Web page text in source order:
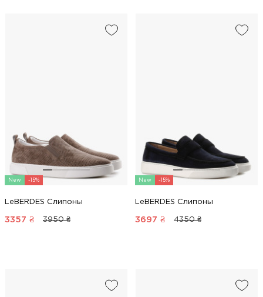
New -15%
LeBERDES Слипоны
3357 ₴ 3950 ₴
New -15%
LeBERDES Слипоны
3697 ₴ 4350 ₴